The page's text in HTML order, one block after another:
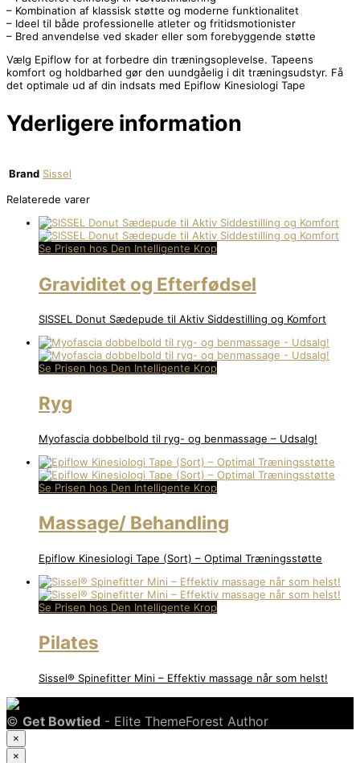
– Kombination af klassisk støtte og moderne funktionalitet
– Ideel til både professionelle atleter og fritidsmotionister
– Bred anvendelse ved skader eller som forebyggende støtte
Vælg Epiflow for at forbedre din træningsoplevelse. Tapeens
komfort og holdbarhed gør den uundgåelig i dit træningsudstyr. Få
det optimale ud af din indsats med Epiflow Kinesiologi Tape
Yderligere information
Brand Sissel
Relaterede varer
Se Prisen hos Den Intelligente Krop
Graviditet og Efterfødsel
SISSEL Donut Sædepude til Aktiv Siddestilling og Komfort
Se Prisen hos Den Intelligente Krop
Ryg
Myofascia dobbelbold til ryg- og benmassage – Udsalg!
Se Prisen hos Den Intelligente Krop
Massage/ Behandling
Epiflow Kinesiologi Tape (Sort) – Optimal Træningsstøtte
Se Prisen hos Den Intelligente Krop
Pilates
Sissel® Spinefitter Mini – Effektiv massage når som helst!
© Get Bowtied - Elite ThemeForest Author
×
×